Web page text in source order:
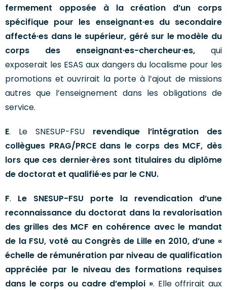
fermement opposée à la création d’un corps
spécifique pour les enseignant·es du secondaire
affecté·es dans le supérieur, géré sur le modèle du
corps des enseignant·es-chercheur·es, qui
exposerait les ESAS aux dangers du localisme pour les
promotions et ouvrirait la porte à l’ajout de missions
autres que l’enseignement dans les obligations de
service.
E. Le SNESUP-FSU revendique l’intégration des
collègues PRAG/PRCE dans le corps des MCF, dès
lors que ces dernier·ères sont titulaires du diplôme
de doctorat et qualifié·es par le CNU.
F. Le SNESUP-FSU porte la revendication d’une
reconnaissance du doctorat dans la revalorisation
des grilles des MCF en cohérence avec le mandat
de la FSU, voté au Congrès de Lille en 2010, d’une «
échelle de rémunération par niveau de qualification
appréciée par le niveau des formations requises
dans le corps ou cadre d’emploi ». Elle offrirait aux